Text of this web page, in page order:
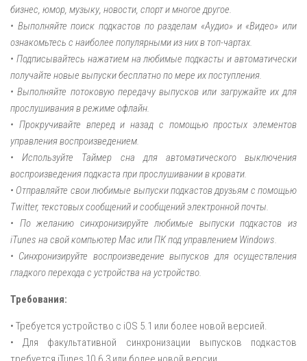
бизнес, юмор, музыку, новости, спорт и многое другое.
• Выполняйте поиск подкастов по разделам «Аудио» и «Видео» или
ознакомьтесь с наиболее популярными из них в топ-чартах.
• Подписывайтесь нажатием на любимые подкасты и автоматически
получайте новые выпуски бесплатно по мере их поступления.
• Выполняйте потоковую передачу выпусков или загружайте их для
прослушивания в режиме офлайн.
• Прокручивайте вперед и назад с помощью простых элементов
управления воспроизведением.
• Используйте Таймер сна для автоматического выключения
воспроизведения подкаста при прослушивании в кровати.
• Отправляйте свои любимые выпуски подкастов друзьям с помощью
Twitter, текстовых сообщений и сообщений электронной почты.
• По желанию синхронизируйте любимые выпуски подкастов из
iTunes на свой компьютер Mac или ПК под управлением Windows.
• Синхронизируйте воспроизведение выпусков для осуществления
гладкого перехода с устройства на устройство.
Требования:
• Требуется устройство с iOS 5.1 или более новой версией.
• Для факультативной синхронизации выпусков подкастов